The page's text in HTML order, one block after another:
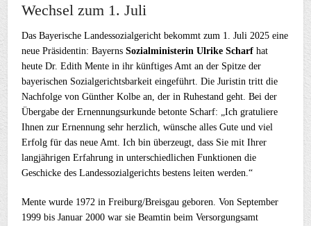
Wechsel zum 1. Juli
Das Bayerische Landessozialgericht bekommt zum 1. Juli 2025 eine
neue Präsidentin: BayernsSozialministerin Ulrike Scharf hat
heute Dr. Edith Mente in ihr künftiges Amt an der Spitze der
bayerischen Sozialgerichtsbarkeit eingeführt. Die Juristin tritt die
Nachfolge von Günther Kolbe an, der in Ruhestand geht. Bei der
Übergabe der Ernennungsurkunde betonte Scharf: „Ich gratuliere
Ihnen zur Ernennung sehr herzlich, wünsche alles Gute und viel
Erfolg für das neue Amt. Ich bin überzeugt, dass Sie mit Ihrer
langjährigen Erfahrung in unterschiedlichen Funktionen die
Geschicke des Landessozialgerichts bestens leiten werden.“
Mente wurde 1972 in Freiburg/Breisgau geboren. Von September
1999 bis Januar 2000 war sie Beamtin beim Versorgungsamt